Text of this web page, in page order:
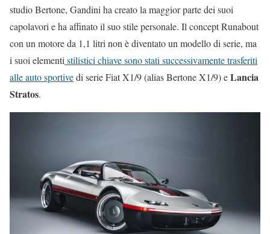
studio Bertone, Gandini ha creato la maggior parte dei suoi
capolavori e ha affinato il suo stile personale. Il concept Runabout
con un motore da 1,1 litri non è diventato un modello di serie, ma
i suoi elementistilistici chiave sono stati successivamente trasferiti
alle auto sportivedi serie Fiat X1/9 (alias Bertone X1/9) eLancia
Stratos.